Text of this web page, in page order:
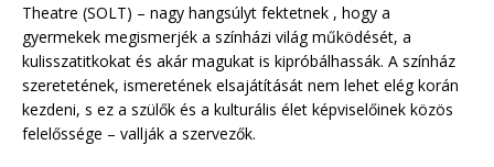
Theatre (SOLT) – nagy hangsúlyt fektetnek , hogy a
gyermekek megismerjék a színházi világ működését, a
kulisszatitkokat és akár magukat is kipróbálhassák. A színház
szeretetének, ismeretének elsajátítását nem lehet elég korán
kezdeni, s ez a szülők és a kulturális élet képviselőinek közös
felelőssége – vallják a szervezők.